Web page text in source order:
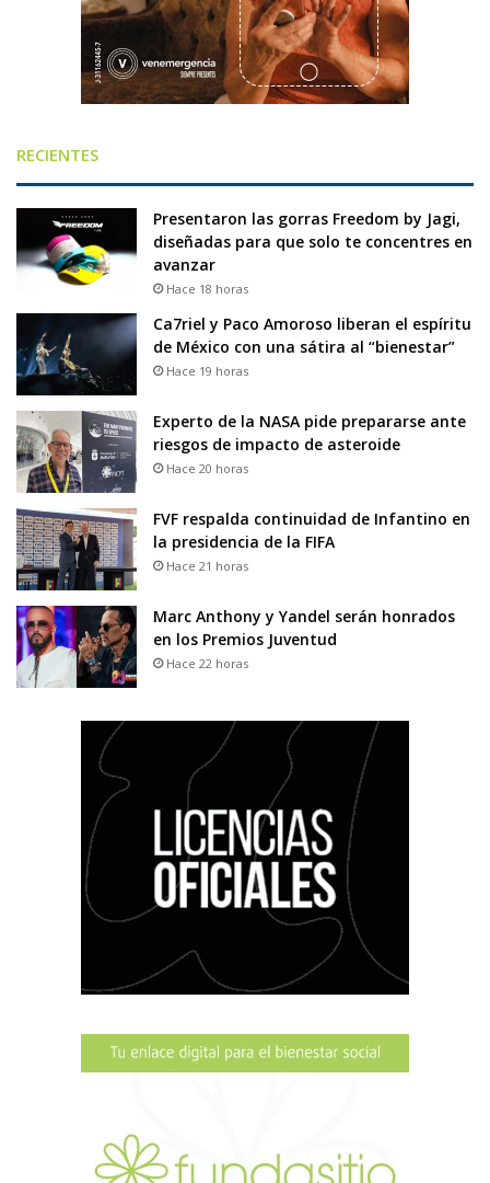
RECIENTES
Presentaron las gorras Freedom by Jagi,
diseñadas para que solo te concentres en
avanzar
Hace 18 horas
Ca7riel y Paco Amoroso liberan el espíritu
de México con una sátira al “bienestar”
Hace 19 horas
Experto de la NASA pide prepararse ante
riesgos de impacto de asteroide
Hace 20 horas
FVF respalda continuidad de Infantino en
la presidencia de la FIFA
Hace 21 horas
Marc Anthony y Yandel serán honrados
en los Premios Juventud
Hace 22 horas